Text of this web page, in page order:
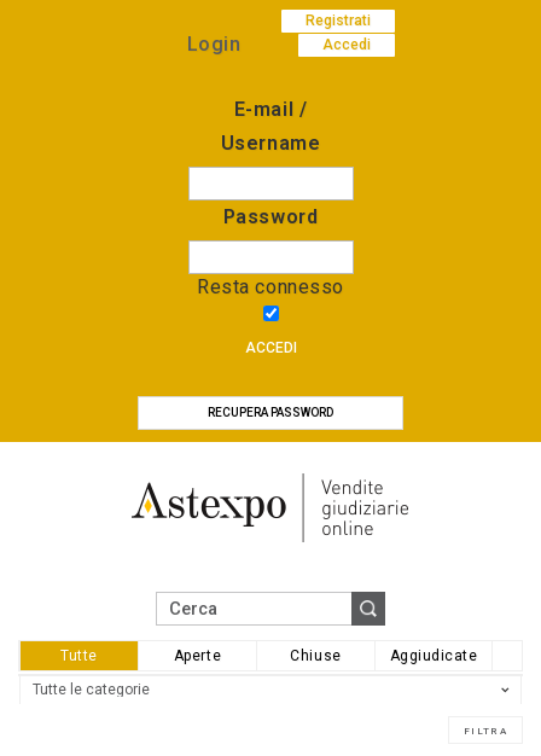
Registrati
Accedi
Login
E-mail /
Username
Password
Resta connesso
ACCEDI
RECUPERA PASSWORD
Tutte Aperte Chiuse Aggiudicate